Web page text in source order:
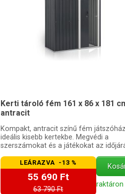
Kerti tároló fém 161 x 86 x 181
antracit
Kompakt, antracit színű fém
ideális kisebb kertekbe. Megvédi a
szerszámokat és a játékokat az
LEÁRAZVA -13 %
55 690 Ft
63 790 Ft
raktáron